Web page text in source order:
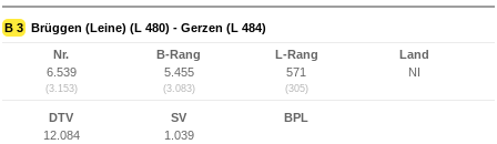
B 3 Brüggen (Leine) (L 480) - Gerzen (L 484)
Nr.
6.539
(3.153)
B-Rang
5.455
(3.083)
L-Rang
571
(305)
Land
NI
DTV
12.084
SV
1.039
BPL